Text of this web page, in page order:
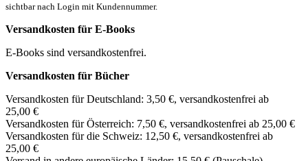
sichtbar nach Login mit Kundennummer.
Versandkosten für E-Books
E-Books sind versandkostenfrei.
Versandkosten für Bücher
Versandkosten für Deutschland: 3,50 €, versandkostenfrei ab
25,00 €
Versandkosten für Österreich: 7,50 €, versandkostenfrei ab 25,00 €
Versandkosten für die Schweiz: 12,50 €, versandkostenfrei ab
25,00 €